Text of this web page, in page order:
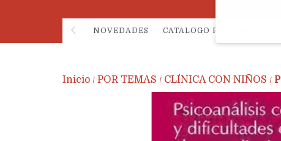
NOVEDADES CATALOGO POR TEMAS
Inicio / POR TEMAS / CLÍNICA CON NIÑOS /